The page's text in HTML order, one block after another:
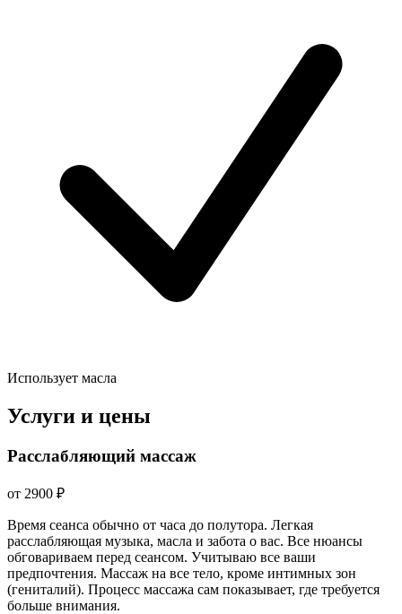
Использует масла
Услуги и цены
Расслабляющий массаж
от 2900 ₽
Время сеанса обычно от часа до полутора. Легкая
расслабляющая музыка, масла и забота о вас. Все нюансы
обговариваем перед сеансом. Учитываю все ваши
предпочтения. Массаж на все тело, кроме интимных зон
(гениталий). Процесс массажа сам показывает, где требуется
больше внимания.